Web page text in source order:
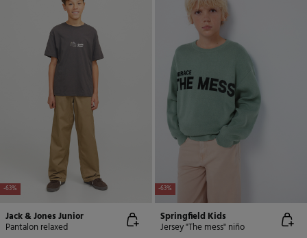
-63%
Jack & Jones Junior
Pantalon relaxed
-63%
Springfield Kids
Jersey "The mess" niño